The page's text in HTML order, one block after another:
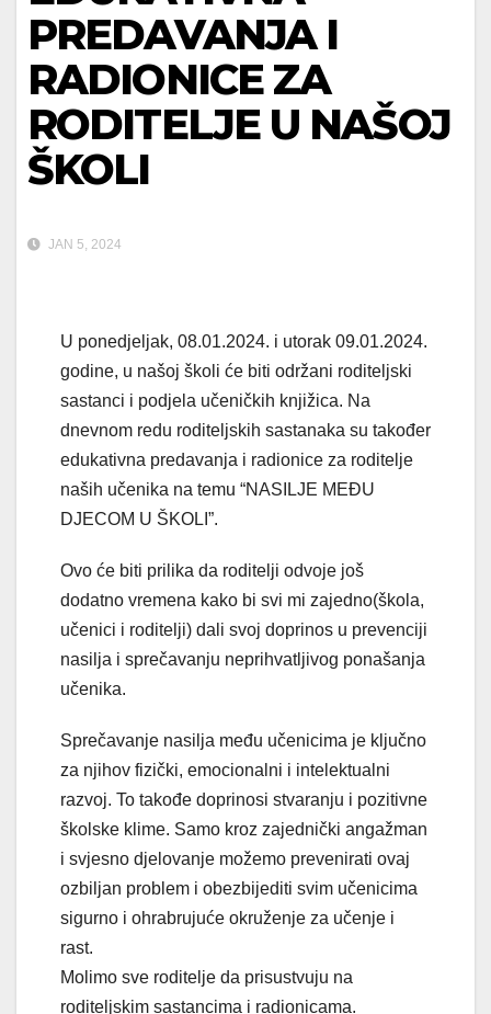
PREDAVANJA I
RADIONICE ZA
RODITELJE U NAŠOJ
ŠKOLI
JAN 5, 2024
U ponedjeljak, 08.01.2024. i utorak 09.01.2024.
godine, u našoj školi će biti održani roditeljski
sastanci i podjela učeničkih knjižica. Na
dnevnom redu roditeljskih sastanaka su također
edukativna predavanja i radionice za roditelje
naših učenika na temu “NASILJE MEĐU
DJECOM U ŠKOLI”.
Ovo će biti prilika da roditelji odvoje još
dodatno vremena kako bi svi mi zajedno(škola,
učenici i roditelji) dali svoj doprinos u prevenciji
nasilja i sprečavanju neprihvatljivog ponašanja
učenika.
Sprečavanje nasilja među učenicima je ključno
za njihov fizički, emocionalni i intelektualni
razvoj. To takođe doprinosi stvaranju i pozitivne
školske klime. Samo kroz zajednički angažman
i svjesno djelovanje možemo prevenirati ovaj
ozbiljan problem i obezbijediti svim učenicima
sigurno i ohrabrujuće okruženje za učenje i
rast.
Molimo sve roditelje da prisustvuju na
roditeljskim sastancima i radionicama.